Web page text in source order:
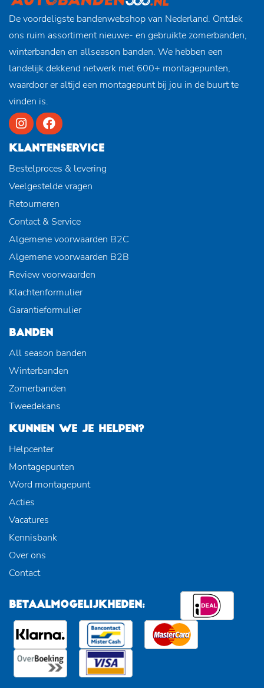
De voordeligste bandenwebshop van Nederland. Ontdek
ons ruim assortiment nieuwe- en gebruikte zomerbanden,
winterbanden en allseason banden. We hebben een
landelijk dekkend netwerk met 600+ montagepunten,
waardoor er altijd een montagepunt bij jou in de buurt te
vinden is.
KLANTENSERVICE
Bestelproces & levering
Veelgestelde vragen
Retourneren
Contact & Service
Algemene voorwaarden B2C
Algemene voorwaarden B2B
Review voorwaarden
Klachtenformulier
Garantieformulier
BANDEN
All season banden
Winterbanden
Zomerbanden
Tweedekans
KUNNEN WE JE HELPEN?
Helpcenter
Montagepunten
Word montagepunt
Acties
Vacatures
Kennisbank
Over ons
Contact
BETAALMOGELIJKHEDEN: